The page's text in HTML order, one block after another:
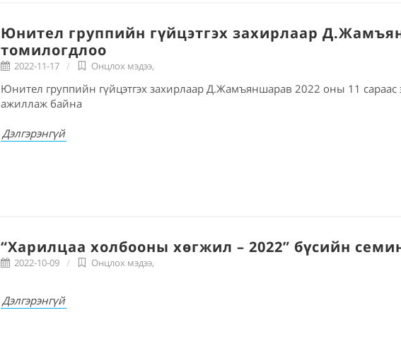
Юнител группийн гүйцэтгэх захирлаар
томилогдлоо
2022-11-17 Онцлох мэдээ,
Юнител группийн гүйцэтгэх захирлаар Д.Жамъяншарав 2022 оны 11 сараас
ажиллаж байна
Дэлгэрэнгүй
“Харилцаа холбооны хөгжил – 2022” бүсийн
2022-10-09 Онцлох мэдээ,
Дэлгэрэнгүй